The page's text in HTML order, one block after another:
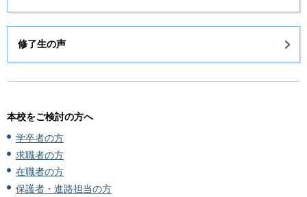
修了生の声
本校をご検討の方へ
学卒者の方
求職者の方
在職者の方
保護者・進路担当の方